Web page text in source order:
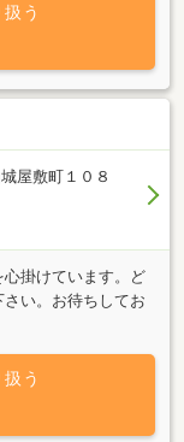
う
屋敷町１０８
掛けています。ど
い。お待ちしてお
う